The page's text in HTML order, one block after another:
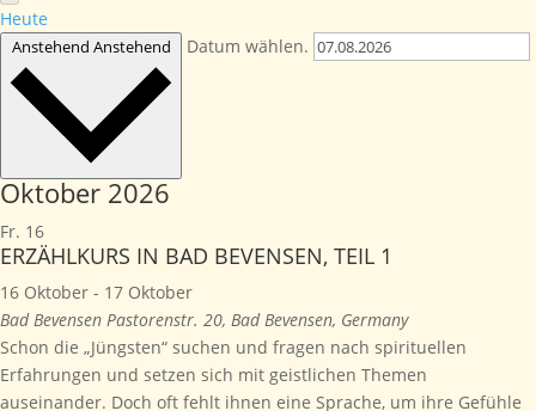
Heute
Anstehend Anstehend Datum wählen.
Oktober 2026
Fr. 16
ERZÄHLKURS IN BAD BEVENSEN, TEIL 1
16 Oktober - 17 Oktober
Bad Bevensen Pastorenstr. 20, Bad Bevensen, Germany
Schon die „Jüngsten“ suchen und fragen nach spirituellen
Erfahrungen und setzen sich mit geistlichen Themen
auseinander. Doch oft fehlt ihnen eine Sprache, um ihre Gefühle